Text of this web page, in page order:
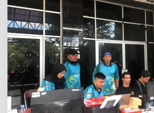
a
a
n
W
a
r
g
a
N